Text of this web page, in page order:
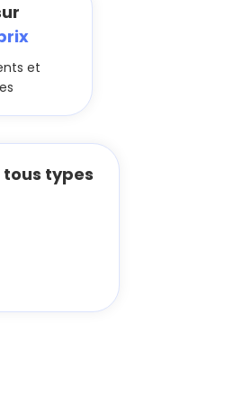
et
types